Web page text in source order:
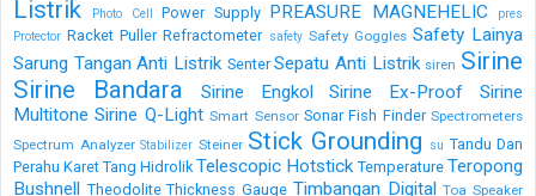
Listrik
Photo Cell Power Supply PREASURE MAGNEHELIC
pres
Protector Racket Puller Refractometer safety Safety Goggles Safety Lainya
Sarung Tangan Anti Listrik Senter Sepatu Anti Listrik siren Sirine
Sirine Bandara
Sirine Engkol Sirine Ex-Proof
Sirine
Multitone Sirine Q-Light Smart Sensor Sonar Fish Finder Spectrometers
Spectrum Analyzer Stabilizer Steiner Stick Grounding su Tandu Dan
Perahu Karet Tang Hidrolik Telescopic Hotstick Temperature Teropong
Bushnell Theodolite Thickness Gauge Timbangan Digital Toa Speaker